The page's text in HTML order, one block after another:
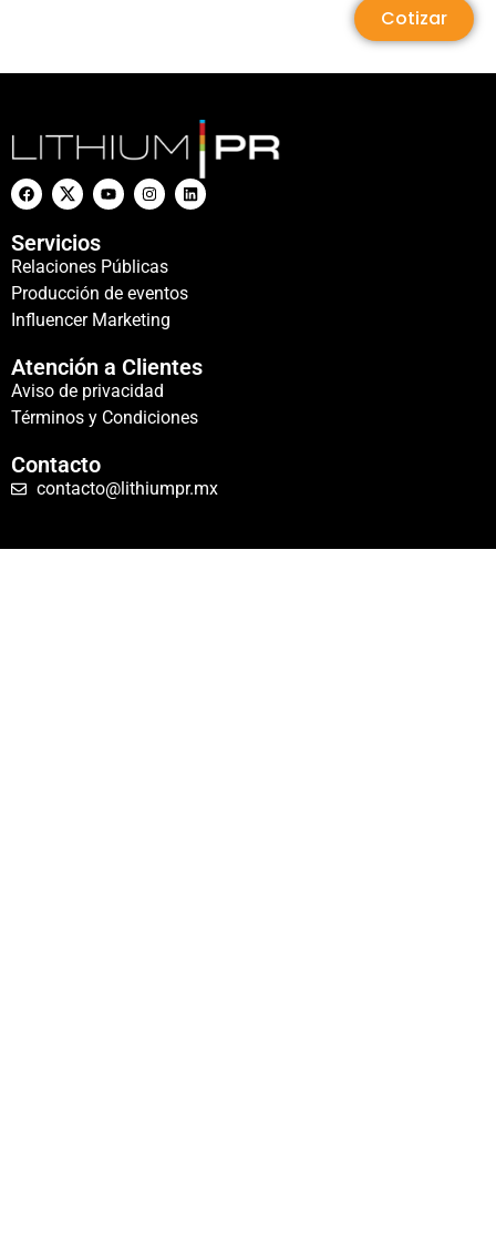
Cotizar
Servicios
Relaciones Públicas
Producción de eventos
Influencer Marketing
Atención a Clientes
Aviso de privacidad
Términos y Condiciones
Contacto
contacto@lithiumpr.mx